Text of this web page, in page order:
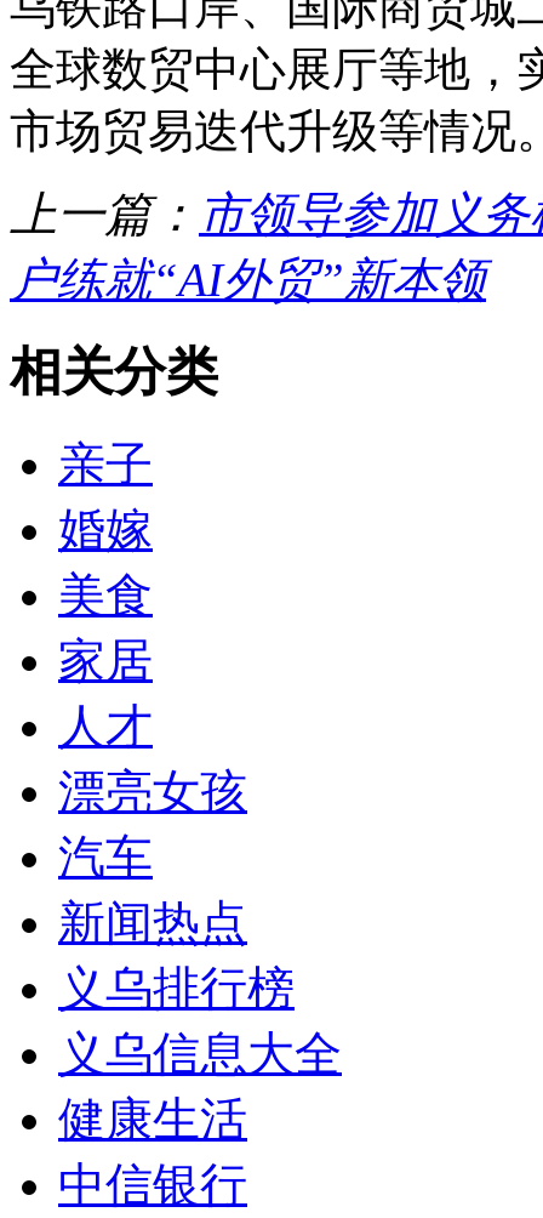
全球数贸中心展厅等地，
市场贸易迭代升级等情况
上一篇： 市领导参加义
户练就“AI外贸”新本领
相关分类
亲子
婚嫁
美食
家居
人才
漂亮女孩
汽车
新闻热点
义乌排行榜
义乌信息大全
健康生活
中信银行